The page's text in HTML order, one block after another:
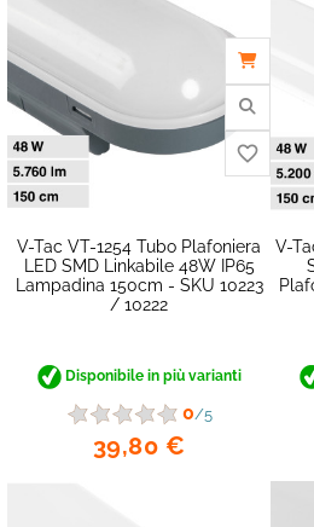
V-Tac VT-1254 Tubo Plafoniera
LED SMD Linkabile 48W IP65
Lampadina 150cm - SKU 10223
/ 10222
Disponibile in più varianti
0/5
39,80 €
V-